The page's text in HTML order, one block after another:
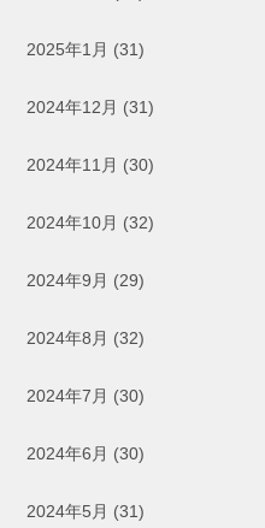
2025年1月 (31)
2024年12月 (31)
2024年11月 (30)
2024年10月 (32)
2024年9月 (29)
2024年8月 (32)
2024年7月 (30)
2024年6月 (30)
2024年5月 (31)